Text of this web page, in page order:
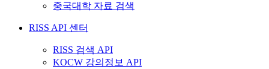
중국대학 자료 검색
RISS API 센터
RISS 검색 API
KOCW 강의정보 API